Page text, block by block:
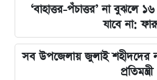
‘বাহাত্তর-পঁচাত্তর’ না বুঝলে
যাবে না:
সব উপজেলায় জুলাই শহীদদের
প্রতিমন্ত্রী